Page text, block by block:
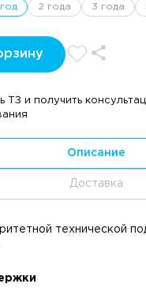
год 2 года 3 года
ТЗ и получить
Описание
Доставка
технической